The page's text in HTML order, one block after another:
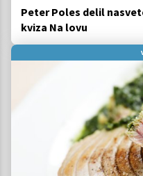
Peter Poles delil
kviza Na lovu